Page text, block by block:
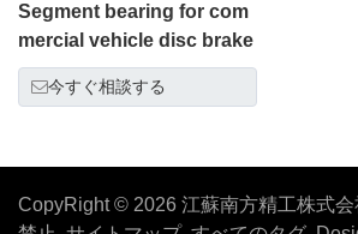
Segment bearing for com
mercial vehicle disc brake
今すぐ相談する
CopyRight © 2026 江蘇南方精工株式